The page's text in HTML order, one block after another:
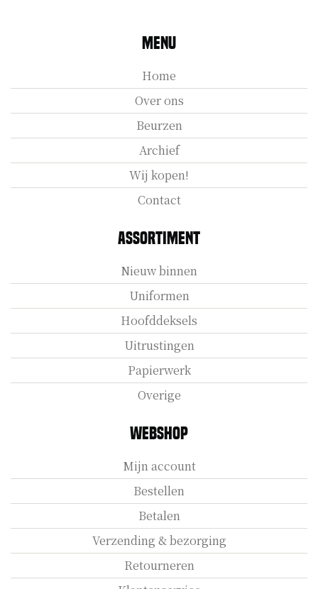
Menu
Home
Over ons
Beurzen
Archief
Wij kopen!
Contact
Assortiment
Nieuw binnen
Uniformen
Hoofddeksels
Uitrustingen
Papierwerk
Overige
Webshop
Mijn account
Bestellen
Betalen
Verzending & bezorging
Retourneren